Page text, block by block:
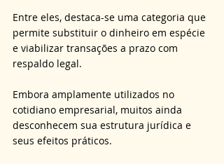
Entre eles, destaca-se uma categoria que
permite substituir o dinheiro em espécie
e viabilizar transações a prazo com
respaldo legal.
Embora amplamente utilizados no
cotidiano empresarial, muitos ainda
desconhecem sua estrutura jurídica e
seus efeitos práticos.